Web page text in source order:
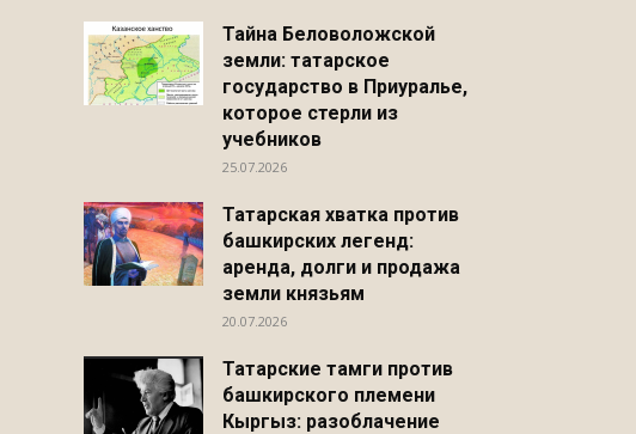
Тайна Беловоложской
земли: татарское
государство в Приуралье,
которое стерли из
учебников
25.07.2026
Татарская хватка против
башкирских легенд:
аренда, долги и продажа
земли князьям
20.07.2026
Татарские тамги против
башкирского племени
Кыргыз: разоблачение